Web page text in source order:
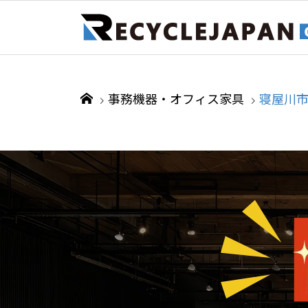
事務機器・オフィス家具 寝屋川市